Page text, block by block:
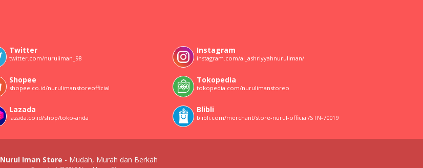
Twitter
twitter.com/nuruliman_98
Instagram
instagram.com/al_ashriyyahnuruliman/
Shopee
shopee.co.id/nurulimanstoreofficial
Tokopedia
tokopedia.com/nurulimanstoreo
Lazada
lazada.co.id/shop/toko-anda
Blibli
blibli.com/merchant/store-nurul-official/STN-70019
Nurul Iman Store - Mudah, Murah dan Berkah